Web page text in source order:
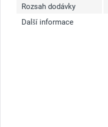
Rozsah dodávky
Další informace